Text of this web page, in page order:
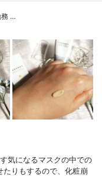
務 …
気になるマスクの中での
たりもするので、化粧崩